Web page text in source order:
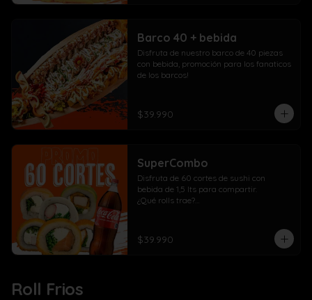
Barco 40 + bebida
Disfruta de nuestro barco de 40 piezas
con bebida, promoción para los fanaticos
de los barcos!
$39.990
SuperCombo
Disfruta de 60 cortes de sushi con
bebida de 1,5 lts para compartir.
¿Qué rolls trae?
10 Kanikama, cebollín, queso crema
envuelto en panko
$39.990
Roll Frios